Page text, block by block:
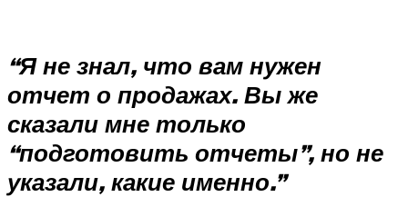
“Я не знал, что вам нужен
отчет о продажах. Вы же
сказали мне только
“подготовить отчеты”, но не
указали, какие именно.”